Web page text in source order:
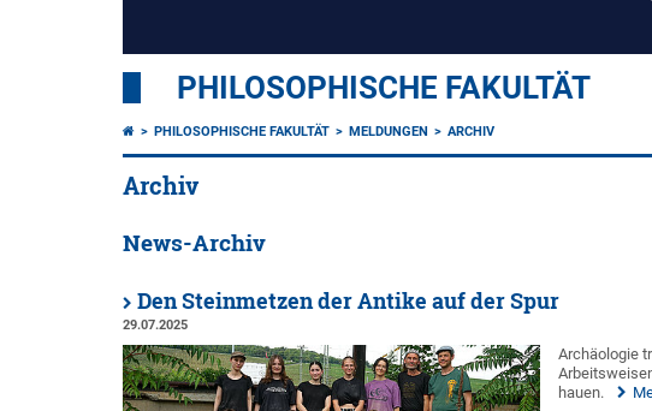
PHILOSOPHISCHE FAKULTÄT
PHILOSOPHISCHE FAKULTÄT MELDUNGEN ARCHIV
Archiv
News-Archiv
Den Steinmetzen der Antike auf der Spur
29.07.2025
Archäologie
hauen.